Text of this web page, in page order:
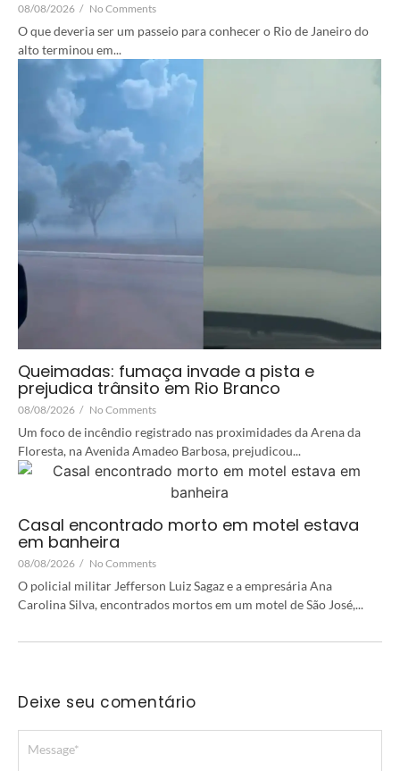
08/08/2026 / No Comments
O que deveria ser um passeio para conhecer o Rio de Janeiro do
alto terminou em...
Queimadas: fumaça invade a pista e
prejudica trânsito em Rio Branco
08/08/2026 / No Comments
Um foco de incêndio registrado nas proximidades da Arena da
Floresta, na Avenida Amadeo Barbosa, prejudicou...
Casal encontrado morto em motel estava
em banheira
08/08/2026 / No Comments
O policial militar Jefferson Luiz Sagaz e a empresária Ana
Carolina Silva, encontrados mortos em um motel de São José,...
Deixe seu comentário